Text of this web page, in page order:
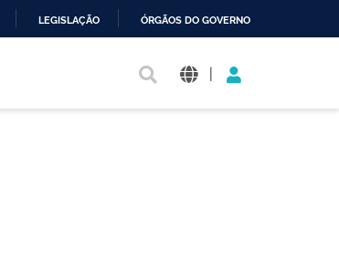
LEGISLAÇÃO ÓRGÃOS DO GOVERNO
|